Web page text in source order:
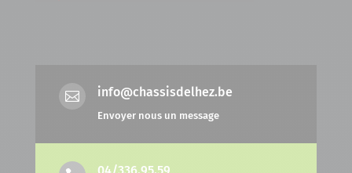
 info@chassisdelhez.be
Envoyer nous un message